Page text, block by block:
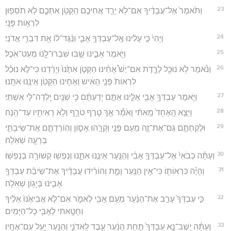
23
וַתֹּ֙אמֶר֙ אֶל־עֲבָדֶ֔יךָ אִם־לֹ֥א יֵרֵ֛ד אֲחִיכֶ֥ם הַקָּטֹ֖ן אִתְּכֶ֑ם לֹ֥א תֹסִפ֖וּן
לִרְא֥וֹת פָּנָֽי׃
24 וַיְהִי֙ כִּ֣י עָלִ֔ינוּ אֶֽל־עַבְדְּךָ֖ אָבִ֑י וַנַּ֨גֶּד־ל֔וֹ אֵ֖ת דִּבְרֵ֥י אֲדֹנִֽי׃
25 וַיֹּ֖אמֶר אָבִ֑ינוּ שֻׁ֖בוּ שִׁבְרוּ־לָ֥נוּ מְעַט־אֹֽכֶל׃
26
וַנֹּ֕אמֶר לֹ֥א נוּכַ֖ל לָרֶ֑דֶת אִם־יֵשׁ֩ אָחִ֨ינוּ הַקָּטֹ֤ן אִתָּ֙נוּ֙ וְיָרַ֔דְנוּ כִּי־לֹ֣א נוּכַ֗ל
לִרְאוֹת֙ פְּנֵ֣י הָאִ֔ישׁ וְאָחִ֥ינוּ הַקָּטֹ֖ן אֵינֶ֥נּוּ אִתָּֽנוּ׃
27 וַיֹּ֛אמֶר עַבְדְּךָ֥ אָבִ֖י אֵלֵ֑ינוּ אַתֶּ֣ם יְדַעְתֶּ֔ם כִּ֥י שְׁנַ֖יִם יָֽלְדָה־לִּ֥י אִשְׁתִּֽי׃
28 וַיֵּצֵ֤א הָֽאֶחָד֙ מֵֽאִתִּ֔י וָאֹמַ֕ר אַ֖ךְ טָרֹ֣ף טֹרָ֑ף וְלֹ֥א רְאִיתִ֖יו עַד־הֵֽנָּה׃
29
וּלְקַחְתֶּ֧ם גַּם־אֶת־זֶ֛ה מֵעִ֥ם פָּנַ֖י וְקָרָ֣הוּ אָס֑וֹן וְהֽוֹרַדְתֶּ֧ם אֶת־שֵׂיבָתִ֛י
בְּרָעָ֖ה שְׁאֹֽלָה׃
30 וְעַתָּ֗ה כְּבֹאִי֙ אֶל־עַבְדְּךָ֣ אָבִ֔י וְהַנַּ֖עַר אֵינֶ֣נּוּ אִתָּ֑נוּ וְנַפְשׁ֖וֹ קְשׁוּרָ֥ה בְנַפְשֽׁוֹ׃
31
וְהָיָ֗ה כִּרְאוֹת֛וֹ כִּי־אֵ֥ין הַנַּ֖עַר וָמֵ֑ת וְהוֹרִ֨ידוּ עֲבָדֶ֜יךָ אֶת־שֵׂיבַ֨ת עַבְדְּךָ֥
אָבִ֛ינוּ בְּיָג֖וֹן שְׁאֹֽלָה׃
32
כִּ֤י עַבְדְּךָ֙ עָרַ֣ב אֶת־הַנַּ֔עַר מֵעִ֥ם אָבִ֖י לֵאמֹ֑ר אִם־לֹ֤א אֲבִיאֶ֙נּוּ֙ אֵלֶ֔יךָ
וְחָטָ֥אתִי לְאָבִ֖י כָּל־הַיָּמִֽים׃
33 וְעַתָּ֗ה יֵֽשֶׁב־נָ֤א עַבְדְּךָ֙ תַּ֣חַת הַנַּ֔עַר עֶ֖בֶד לַֽאדֹנִ֑י וְהַנַּ֖עַר יַ֥עַל עִם־אֶחָֽיו׃